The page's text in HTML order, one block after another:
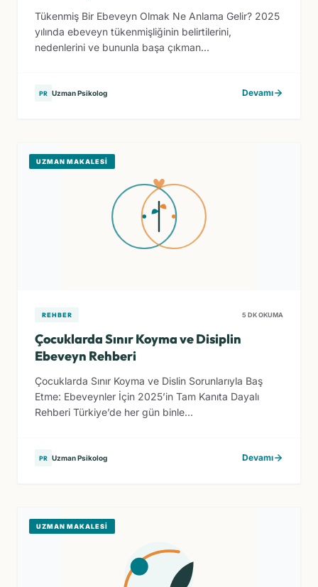
Tükenmiş Bir Ebeveyn Olmak Ne Anlama Gelir? 2025
yılında ebeveyn tükenmişliğinin belirtilerini,
nedenlerini ve bununla başa çıkman...
PR Uzman Psikolog Devamı
UZMAN MAKALESI
REHBER 5 DK OKUMA
Çocuklarda Sınır Koyma ve Disiplin
Ebeveyn Rehberi
Çocuklarda Sınır Koyma ve Dislin Sorunlarıyla Baş
Etme: Ebeveynler İçin 2025’in Tam Kanıta Dayalı
Rehberi Türkiye’de her gün binle...
PR Uzman Psikolog Devamı
UZMAN MAKALESI